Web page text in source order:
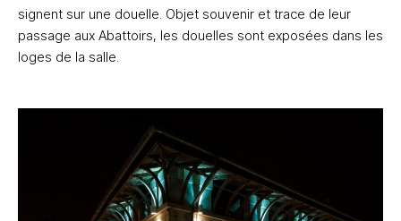
signent sur une douelle. Objet souvenir et trace de leur
passage aux Abattoirs, les douelles sont exposées dans les
loges de la salle.